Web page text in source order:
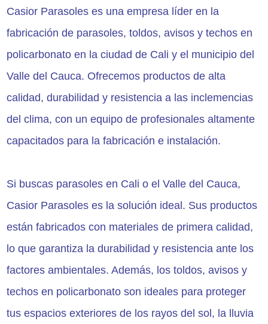
Casior Parasoles es una empresa líder en la
fabricación de parasoles, toldos, avisos y techos en
policarbonato en la ciudad de Cali y el municipio del
Valle del Cauca. Ofrecemos productos de alta
calidad, durabilidad y resistencia a las inclemencias
del clima, con un equipo de profesionales altamente
capacitados para la fabricación e instalación.
Si buscas parasoles en Cali o el Valle del Cauca,
Casior Parasoles es la solución ideal. Sus productos
están fabricados con materiales de primera calidad,
lo que garantiza la durabilidad y resistencia ante los
factores ambientales. Además, los toldos, avisos y
techos en policarbonato son ideales para proteger
tus espacios exteriores de los rayos del sol, la lluvia